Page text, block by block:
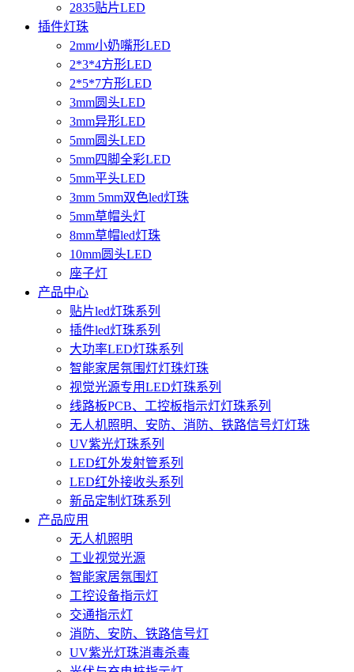
2835贴片LED
插件灯珠
2mm小奶嘴形LED
2*3*4方形LED
2*5*7方形LED
3mm圆头LED
3mm异形LED
5mm圆头LED
5mm四脚全彩LED
5mm平头LED
3mm 5mm双色led灯珠
5mm草帽头灯
8mm草帽led灯珠
10mm圆头LED
座子灯
产品中心
贴片led灯珠系列
插件led灯珠系列
大功率LED灯珠系列
智能家居氛围灯灯珠灯珠
视觉光源专用LED灯珠系列
线路板PCB、工控板指示灯灯珠系列
无人机照明、安防、消防、铁路信号灯灯珠
UV紫光灯珠系列
LED红外发射管系列
LED红外接收头系列
新品定制灯珠系列
产品应用
无人机照明
工业视觉光源
智能家居氛围灯
工控设备指示灯
交通指示灯
消防、安防、铁路信号灯
UV紫光灯珠消毒杀毒